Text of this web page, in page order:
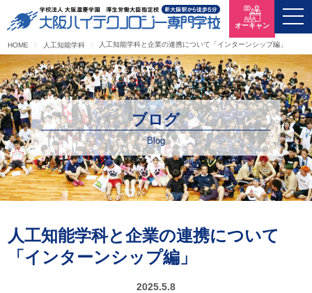
HOME 人工知能学科 人工知能学科と企業の連携について「インターンシップ編」
オーキャン
ブログ
Blog
人工知能学科と企業の連携について
「インターンシップ編」
2025.5.8